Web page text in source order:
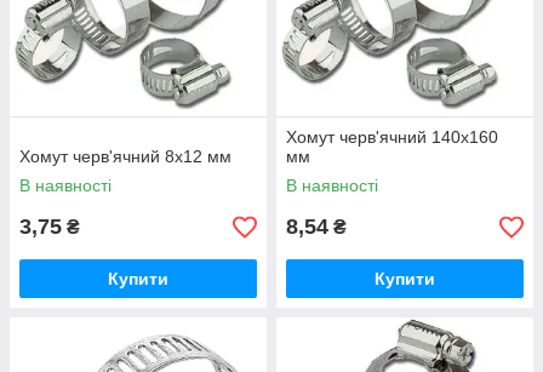
Хомут черв'ячний 8х12 мм
В наявності
3,75 ₴
Купити
Хомут черв'ячний 140х160
мм
В наявності
8,54 ₴
Купити